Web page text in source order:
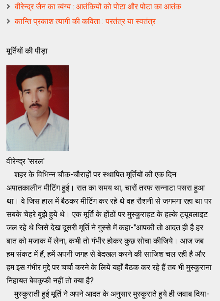
वीरेन्द्र जैन का व्यंग्य : आतंकियों को पोटा और पोटा का आतंक
कान्ति प्रकाश त्यागी की कविता : परतंत्र या स्वतंत्र
मूर्तियों की पीड़ा
वीरेन्द्र 'सरल'
शहर के विभिन्न चौक-चौराहों पर स्थापित मूर्तियों की एक दिन
अपातकालीन मीटिंग हुई। रात का समय था, चारों तरफ सन्नाटा पसरा हुआ
था। वे जिस हाल में बैठकर मीटिंग कर रहे थे वह रौशनी से जगमगा रहा था पर
सबके चेहरे बुझे हुये थे। एक मूर्ति के होंठों पर मुस्कुराहट के हल्के ट्यूबलाइट
जल रहे थे जिसे देख दूसरी मूर्ति ने गुस्से में कहा-''आपकी तो आदत ही है हर
बात को मजाक में लेना, कभी तो गंभीर होकर कुछ सोचा कीजिये। आज जब
हम संकट में हैं, हमें अपनी जगह से बेदखल करने की साजिश चल रही है और
हम इस गंभीर मुद्दे पर चर्चा करने के लिये यहाँ बैठक कर रहे हैं तब भी मुस्कुराना
निहायत बेवकूफी नहीं तो क्या है?
मुस्कुराती हुई मूर्ति ने अपने आदत के अनुसार मुस्कुराते हुये ही जवाब दिया-